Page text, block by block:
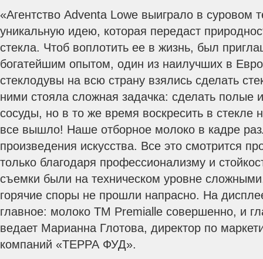
«Агентство Adventa Lowе выиграло в суровом
уникальную идею, которая передаст
стекла. Чтоб воплотить ее в жизнь, был
богатейшим опытом, один из наилучших в
стеклодувы на всю страну взялись сделать
ними стояла сложная задачка: сделать полые
сосуды, но в то же время воскресить в стекле
все вышло! Наше отборное молоко в кадре
произведения искусства. Все это смотрится
только благодаря профессионализму и
съемки были на техническом уровне
горячие споры не прошли напрасно. На
главное: молоко ТМ Premialle совершенно, и
ведает Марианна Глотова, директор по
компаний «ТЕРРА ФУД».